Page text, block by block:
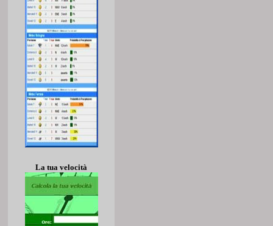
La tua velocità